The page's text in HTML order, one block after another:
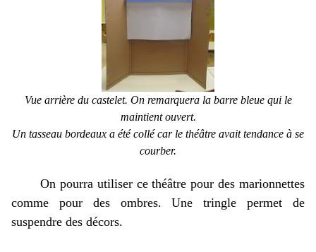
Vue arrière du castelet. On remarquera la barre bleue qui le
maintient ouvert.
Un tasseau bordeaux a été collé car le théâtre avait tendance à se
courber.
On pourra utiliser ce théâtre pour des marionnettes
comme pour des ombres. Une tringle permet de
suspendre des décors.